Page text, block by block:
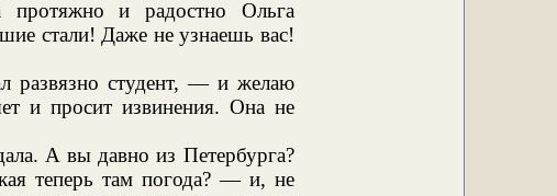
и радостно Ольга
стали! Даже не узнаешь вас!
развязно студент, — и желаю
и просит извинения. Она не
А вы давно из Петербурга?
теперь там погода? — и, не